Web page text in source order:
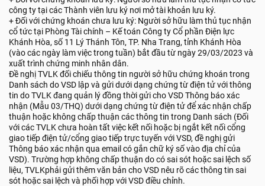
công ty tại các Thành viên lưu ký nơi mở tài khoản lưu ký.
+ Đối với chứng khoán chưa lưu ký: Người sở hữu làm thủ tục nhận
cổ tức tại Phòng Tài chính – Kế toán Công ty Cổ phần Điện lực
Khánh Hòa, số 11 Lý Thánh Tôn, TP. Nha Trang, tỉnh Khánh Hòa
(vào các ngày làm việc trong tuần) bắt đầu từ ngày 29/03/2023 và
xuất trình chứng minh nhân dân.
Đề nghị TVLK đối chiếu thông tin người sở hữu chứng khoán trong
Danh sách do VSD lập và gửi dưới dạng chứng từ điện tử với thông
tin do TVLK đang quản lý đồng thời gửi cho VSD Thông báo xác
nhận (Mẫu 03/THQ) dưới dạng chứng từ điện tử để xác nhận chấp
thuận hoặc không chấp thuận các thông tin trong Danh sách (Đối
với các TVLK chưa hoàn tất việc kết nối hoặc bị ngắt kết nối cổng
giao tiếp điện tử/cổng giao tiếp trực tuyến với VSD, đề nghị gửi
Thông báo xác nhận qua email có gắn chữ ký số vào địa chỉ của
VSD). Trường hợp không chấp thuận do có sai sót hoặc sai lệch số
liệu, TVLKphải gửi thêm văn bản cho VSD nêu rõ các thông tin sai
sót hoặc sai lệch và phối hợp với VSD điều chỉnh.